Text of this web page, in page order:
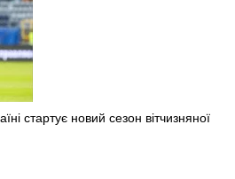
стартує новий сезон вітчизняної